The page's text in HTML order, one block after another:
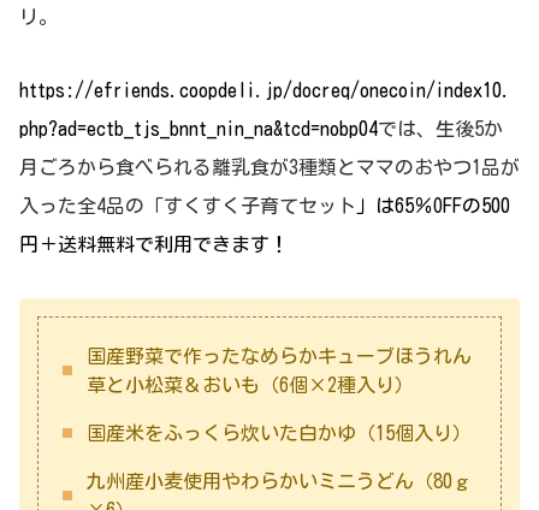
リ。
https://efriends.coopdeli.jp/docreq/onecoin/index10.
php?ad=ectb_tjs_bnnt_nin_na&tcd=nobp04では、生後5か
月ごろから食べられる離乳食が3種類とママのおやつ1品が
入った全4品の「すくすく子育てセット 」は65％OFFの500
円＋送料無料で利用できます！
国産野菜で作ったなめらかキューブほうれん
草と小松菜＆おいも（6個×2種入り）
国産米をふっくら炊いた白かゆ（15個入り）
九州産小麦使用やわらかいミニうどん（80ｇ